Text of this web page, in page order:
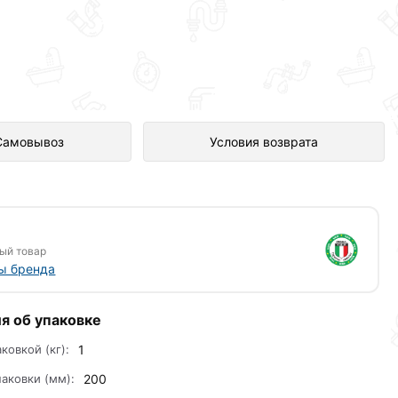
Условия возврата
магазине Сантехника по
товар
бренда
об упаковке
(кг): 1
(мм): 200